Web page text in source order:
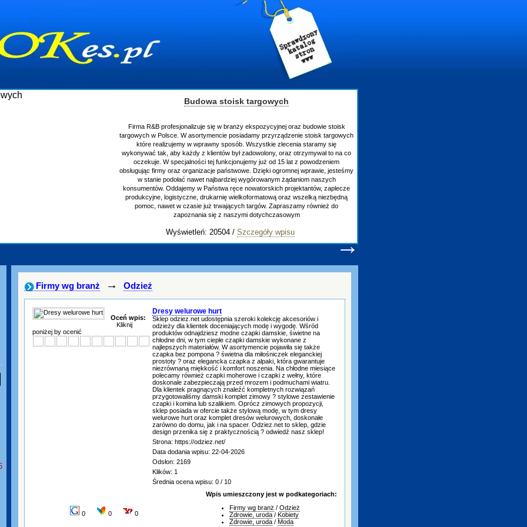
Budowa stoisk targowych
Firma R&B profesjonalizuje się w branży ekspozycyjnej oraz budowie stoisk
targowych w Polsce. W asortymencie posiadamy przyrządzenie stoisk targowych
które realizujemy w wprawny sposób. Wszystkie zlecenia staramy się
wykonywać tak, aby każdy z klientów był zadowolony, oraz otrzymywał to na co
oczekuje. W specjalności tej funkcjonujemy już od 15 lat z powodzeniem
obsługując firmy oraz organizacje państwowe. Dzięki ogromnej wprawie, jesteśmy
w stanie podołać nawet najbardziej wygórowanym żądaniom naszych
konsumentów. Oddajemy w Państwa ręce nowatorskich projektantów, zaplecze
produkcyjne, logistyczne, drukarnię wielkoformatową oraz wszelką niezbędną
pomoc, nawet w czasie już trwających targów. Zapraszamy również do
zapoznania się z naszymi dotychczasowym
Wyświetleń: 20504 / Szczegóły wpisu
→
Firmy wg branż → Odzież
Oceń wpis:
Kliknij
poniżej by ocenić
Dresy welurowe hurt
Sklep odziez.net udostępnia szeroki kolekcję akcesoriów i
odzieży dla klientek doceniających modę i wygodę. Wśród
produktów odnajdziesz modne czapki damskie, świetne na
chłodne dni, w tym ciepłe czapki damskie wykonane z
najlepszych materiałów. W asortymencie pojawiła się także
czapka bez pompona ? świetna dla miłośniczek eleganckiej
prostoty ? oraz elegancka czapka z alpaki, która gwarantuje
niezrównaną miękkość i komfort noszenia. Na chłodne miesiące
polecamy również czapki moherowe i czapki z wełny, które
doskonale zabezpieczają przed mrozem i podmuchami wiatru.
Dla klientek pragnących znaleźć kompletnych rozwiązań
przygotowaliśmy damski komplet zimowy ? stylowe zestawienie
czapki i komina lub szalikiem. Oprócz zimowych propozycji,
sklep posiada w ofercie także stylową modę, w tym dresy
welurowe hurt oraz komplet dresów welurowych, doskonałe
zarówno do domu, jak i na spacer. Odziez.net to sklep, gdzie
design przenika się z praktycznością ? odwiedź nasz sklep!
Strona: https://odziez.net/
Data dodania wpisu: 22-04-2026
Odsłon: 2169
Klików: 1
Średnia ocena wpisu: 0 / 10
0 0 0
Wpis umieszczony jest w podkategoriach:
Firmy wg branż / Odzież
Zdrowie, uroda / Kobiety
Zdrowie, uroda / Moda